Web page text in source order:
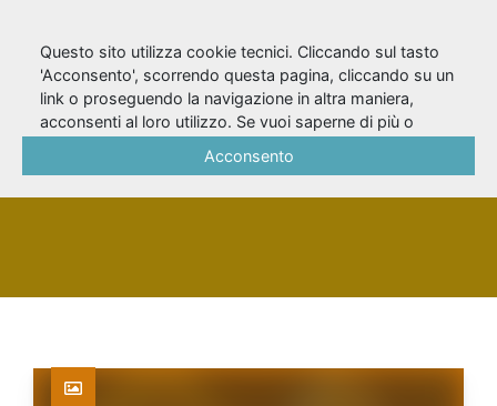
Conterosito, Nino
PERSONA
Questo sito utilizza cookie tecnici. Cliccando sul tasto
'Acconsento', scorrendo questa pagina, cliccando su un
link o proseguendo la navigazione in altra maniera,
acconsenti al loro utilizzo. Se vuoi saperne di più o
Acconsento